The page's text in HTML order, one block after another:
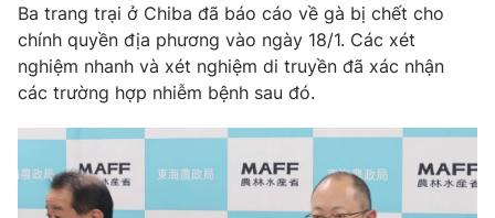
Liên hệ tòa soạn English
THỜI BÁO VTV
Ba trang trại ở Chiba đã báo cáo về gà bị chết cho
chính quyền địa phương vào ngày 18/1. Các xét
nghiệm nhanh và xét nghiệm di truyền đã xác nhận
các trường hợp nhiễm bệnh sau đó.